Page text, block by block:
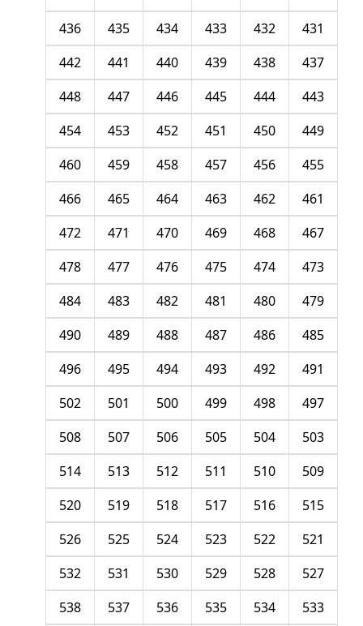
431
432
433
434
435
436
437
438
439
440
441
442
443
444
445
446
447
448
449
450
451
452
453
454
455
456
457
458
459
460
461
462
463
464
465
466
467
468
469
470
471
472
473
474
475
476
477
478
479
480
481
482
483
484
485
486
487
488
489
490
491
492
493
494
495
496
497
498
499
500
501
502
503
504
505
506
507
508
509
510
511
512
513
514
515
516
517
518
519
520
521
522
523
524
525
526
527
528
529
530
531
532
533
534
535
536
537
538